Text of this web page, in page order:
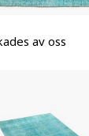
av oss